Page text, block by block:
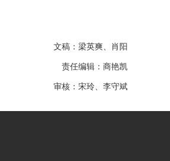
文稿：梁英爽、肖阳
责任编辑：商艳凯
审核：宋玲、李守斌